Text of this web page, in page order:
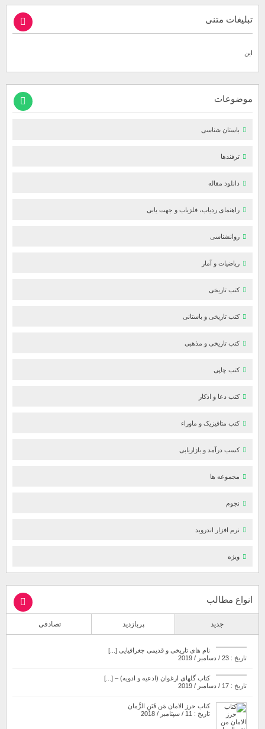
تبلیغات متنی
این
موضوعات
باستان شناسی
ترفندها
دانلود مقاله
راهنمای ردیاب، فلزیاب و جهت یابی
روانشناسی
ریاضیات و آمار
کتب تاریخی
کتب تاریخی و باستانی
کتب تاریخی و مذهبی
کتب چاپی
کتب دعا و اذکار
کتب متافیزیک و ماوراء
کسب درآمد و بازاریابی
مجموعه ها
نجوم
نرم افزار اندروید
ویژه
انواع مطالب
جدید پربازدید تصادفی
نام های تاریخی و قدیمی جغرافیایی [...]
تاریخ : 23 / دسامبر / 2019
کتاب گلهای ارغوان (ادعیه و ادویه) – [...]
تاریخ : 17 / دسامبر / 2019
کتاب حرز الامان مَن فَتَنِ الزَّمان
تاریخ : 11 / سپتامبر / 2018